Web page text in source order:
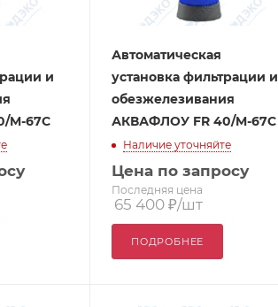
и
M-67C
Автоматическая
установка фильтрации и
обезжелезивания
АКВАФЛОУ FR 40/M-67C
Наличие уточняйте
Цена по запросу
Последняя цена
65 400 ₽/шт
ПОДРОБНЕЕ